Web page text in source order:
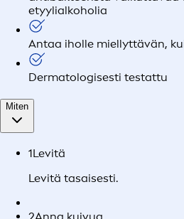
etyylialkoholia
Antaa iholle miellyttävän,
Dermatologisesti testattu
Miten
1Levitä
Levitä tasaisesti.